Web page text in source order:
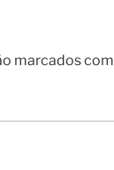
marcados com